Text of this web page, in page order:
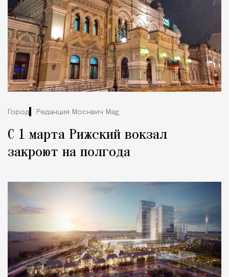
Город Редакция Москвич Mag
С 1 марта Рижский вокзал
закроют на полгода